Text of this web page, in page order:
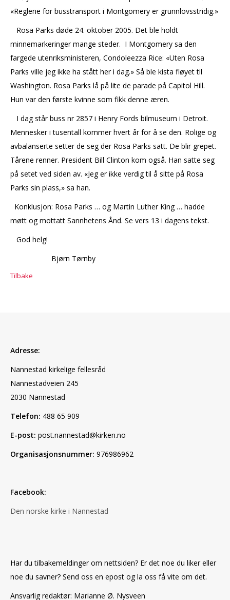
«Reglene for busstransport i Montgomery er grunnlovsstridig.»
Rosa Parks døde 24. oktober 2005. Det ble holdt
minnemarkeringer mange steder. I Montgomery sa den
fargede utenriksministeren, Condoleezza Rice: «Uten Rosa
Parks ville jeg ikke ha stått her i dag.» Så ble kista fløyet til
Washington. Rosa Parks lå på lite de parade på Capitol Hill.
Hun var den første kvinne som fikk denne æren.
I dag står buss nr 2857 i Henry Fords bilmuseum i Detroit.
Mennesker i tusentall kommer hvert år for å se den. Rolige og
avbalanserte setter de seg der Rosa Parks satt. De blir grepet.
Tårene renner. President Bill Clinton kom også. Han satte seg
på setet ved siden av. «Jeg er ikke verdig til å sitte på Rosa
Parks sin plass,» sa han.
Konklusjon: Rosa Parks … og Martin Luther King … hadde
møtt og mottatt Sannhetens Ånd. Se vers 13 i dagens tekst.
God helg!
Bjørn Tørnby
Tilbake
Adresse:
Nannestad kirkelige fellesråd
Nannestadveien 245
2030 Nannestad
Telefon: 488 65 909
E-post: post.nannestad@kirken.no
Organisasjonsnummer: 976986962
Facebook:
Den norske kirke i Nannestad
Har du tilbakemeldinger om nettsiden? Er det noe du liker eller
noe du savner? Send oss en epost og la oss få vite om det.
Ansvarlig redaktør: Marianne Ø. Nysveen